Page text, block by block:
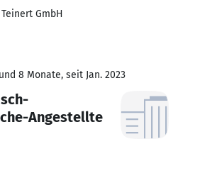
GmbH
8 Monate, seit Jan. 2023
Angestellte